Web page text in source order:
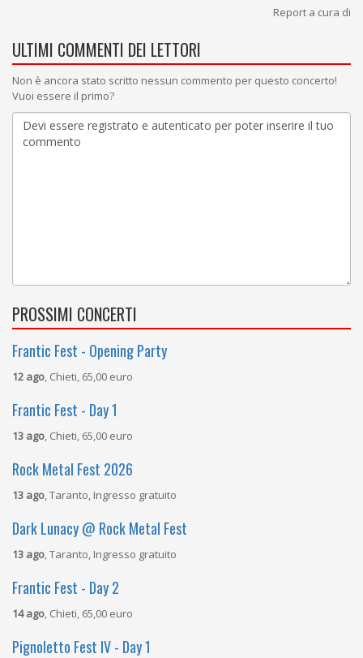
Report a cura di
ULTIMI COMMENTI DEI LETTORI
Non è ancora stato scritto nessun commento per questo concerto!
Vuoi essere il primo?
PROSSIMI CONCERTI
Frantic Fest - Opening Party
12 ago, Chieti, 65,00 euro
Frantic Fest - Day 1
13 ago, Chieti, 65,00 euro
Rock Metal Fest 2026
13 ago, Taranto, Ingresso gratuito
Dark Lunacy @ Rock Metal Fest
13 ago, Taranto, Ingresso gratuito
Frantic Fest - Day 2
14 ago, Chieti, 65,00 euro
Pignoletto Fest IV - Day 1